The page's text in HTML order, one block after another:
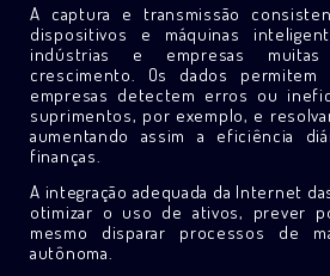
A captura e transmissão
dispositivos e máquinas
indústrias e empresas
crescimento. Os dados
empresas detectem erros ou
suprimentos, por exemplo, e
aumentando assim a eficiência
finanças.
A integração adequada da Internet
otimizar o uso de ativos, prever
mesmo disparar processos de
autônoma.